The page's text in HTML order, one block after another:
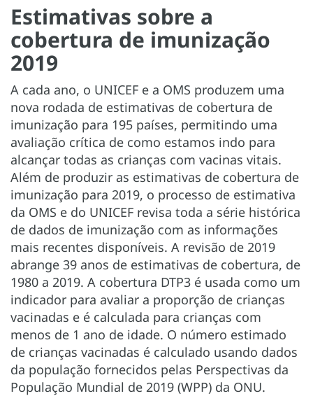
Estimativas sobre a
cobertura de imunização
2019
A cada ano, o UNICEF e a OMS produzem uma
nova rodada de estimativas de cobertura de
imunização para 195 países, permitindo uma
avaliação crítica de como estamos indo para
alcançar todas as crianças com vacinas vitais.
Além de produzir as estimativas de cobertura de
imunização para 2019, o processo de estimativa
da OMS e do UNICEF revisa toda a série histórica
de dados de imunização com as informações
mais recentes disponíveis. A revisão de 2019
abrange 39 anos de estimativas de cobertura, de
1980 a 2019. A cobertura DTP3 é usada como um
indicador para avaliar a proporção de crianças
vacinadas e é calculada para crianças com
menos de 1 ano de idade. O número estimado
de crianças vacinadas é calculado usando dados
da população fornecidos pelas Perspectivas da
População Mundial de 2019 (WPP) da ONU.